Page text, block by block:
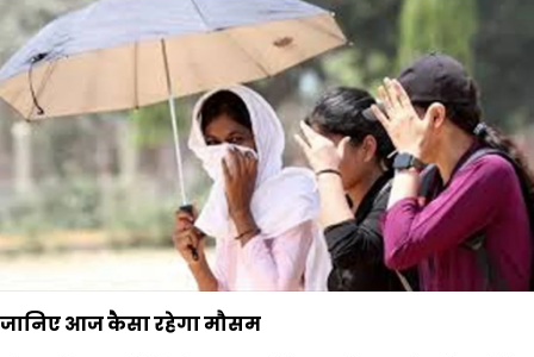
जानिए आज कैसा रहेगा मौसम